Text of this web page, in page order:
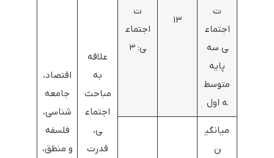
علاقه
به
مباحث
اجتماع
ی،
قدرت
اقتصاد،
جامعه‌
شناسی،
فلسفه
و منطق،
ت
اجتماع
ی سه
پایه
متوسط
ه اول
۱۳
ت
اجتماع
ی: ۳
میانگی
ن